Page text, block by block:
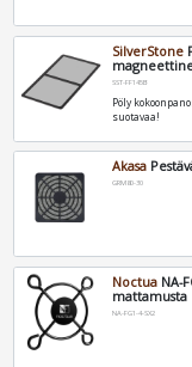
SilverStone
SST-FF145B
Pöly
suotavaa!
Akasa
GRM80-30
Noctua NA-
mattamusta
NA-FG1-4-SX2